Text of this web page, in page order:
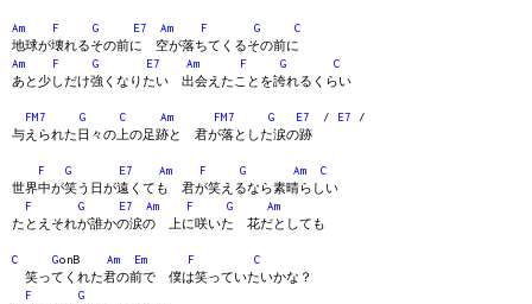
Am F G E7 Am F G
C
地球が壊れるその前に 空が落ちてくるその前に
Am
F G E7 Am F G
C
あと少しだけ強くなりたい 出会えたことを誇れるくらい
FM7 G C Am FM7 G E7 / E7 /
与えられた日々の上の足跡と 君が落とした涙の跡
F G E7 Am F G Am
C
世界中が笑う日が遠くても 君が笑えるなら素晴らしい
F
G E7 Am F G
Am
たとえそれが誰かの涙の 上に咲いた 花だとしても
C GonB Am Em F
C
笑ってくれた君の前で 僕は笑っていたいかな？
F
G